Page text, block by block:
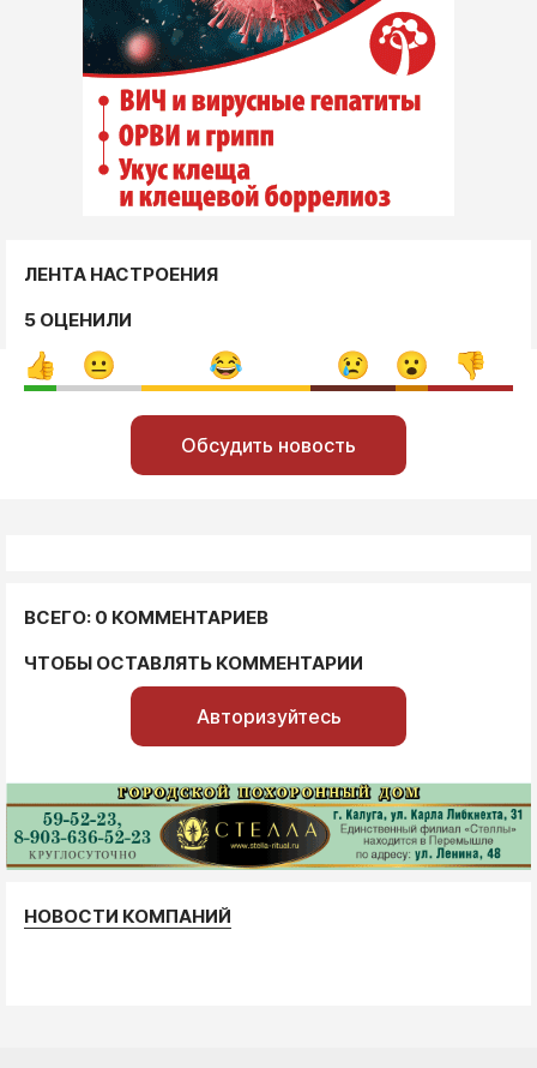
ЛЕНТА НАСТРОЕНИЯ
5 ОЦЕНИЛИ
Обсудить новость
ВСЕГО: 0 КОММЕНТАРИЕВ
ЧТОБЫ ОСТАВЛЯТЬ КОММЕНТАРИИ
Авторизуйтесь
НОВОСТИ КОМПАНИЙ